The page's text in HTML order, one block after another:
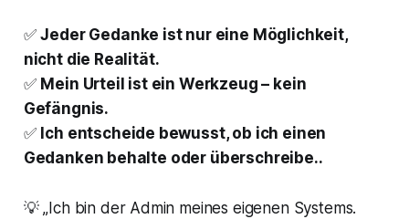
✅Jeder Gedanke ist nur eine Möglichkeit,
nicht die Realität.
✅ Mein Urteil ist ein Werkzeug – kein
Gefängnis.
✅ Ich entscheide bewusst, ob ich einen
Gedanken behalte oder überschreibe..
💡„Ich bin der Admin meines eigenen Systems.